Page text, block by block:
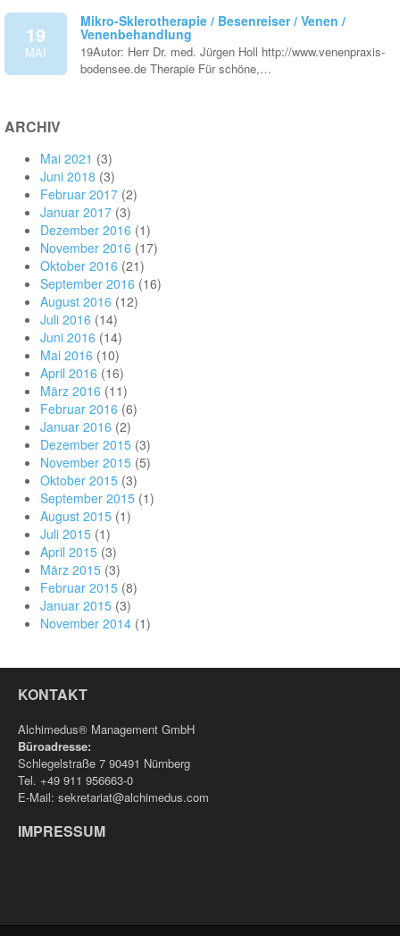
19
MAI
Mikro-Sklerotherapie / Besenreiser / Venen /
Venenbehandlung
19Autor: Herr Dr. med. Jürgen Holl http://www.venenpraxis-
bodensee.de Therapie Für schöne,…
ARCHIV
Mai 2021 (3)
Juni 2018 (3)
Februar 2017 (2)
Januar 2017 (3)
Dezember 2016 (1)
November 2016 (17)
Oktober 2016 (21)
September 2016 (16)
August 2016 (12)
Juli 2016 (14)
Juni 2016 (14)
Mai 2016 (10)
April 2016 (16)
März 2016 (11)
Februar 2016 (6)
Januar 2016 (2)
Dezember 2015 (3)
November 2015 (5)
Oktober 2015 (3)
September 2015 (1)
August 2015 (1)
Juli 2015 (1)
April 2015 (3)
März 2015 (3)
Februar 2015 (8)
Januar 2015 (3)
November 2014 (1)
KONTAKT
Alchimedus® Management GmbH
Büroadresse:
Schlegelstraße 7 90491 Nürnberg
Tel. +49 911 956663-0
E-Mail: sekretariat@alchimedus.com
IMPRESSUM